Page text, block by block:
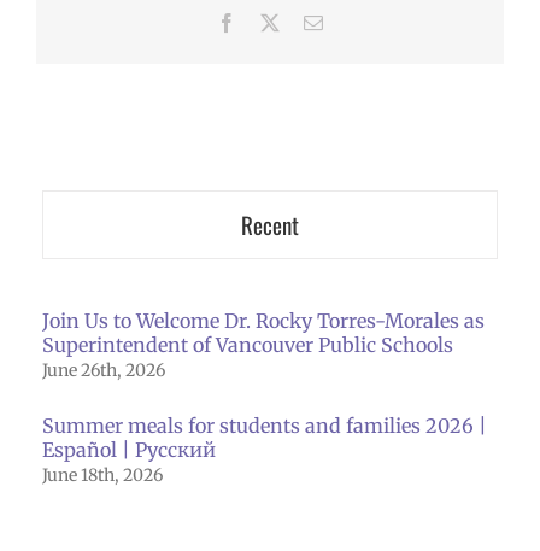
Facebook Email
Recent
Join Us to Welcome Dr. Rocky Torres-Morales as
Superintendent of Vancouver Public Schools
June 26th, 2026
Summer meals for students and families 2026 |
Español | Русский
June 18th, 2026